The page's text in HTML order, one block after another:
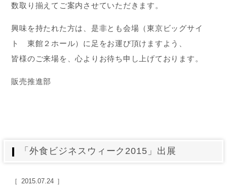
数取り揃えてご案内させていただきます。
興味を持たれた方は、是非とも会場（東京ビッグサイ
ト 東館２ホール）に足をお運び頂けますよう、
皆様のご来場を、心よりお待ち申し上げております。
販売推進部
「外食ビジネスウィーク2015」出展
2015.07.24